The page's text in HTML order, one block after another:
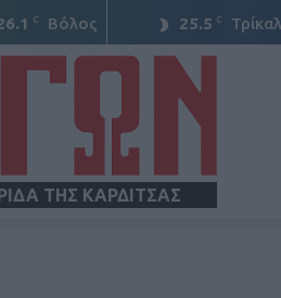
C Βόλος 25.5 C
ΤΗΣ ΚΑΡΔΙΤΣΑΣ